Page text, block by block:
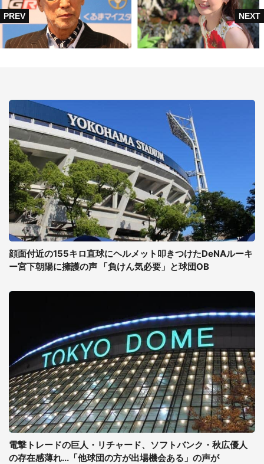
顔面付近の155キロ直球にヘルメット叩きつけたDeNAルーキ
ー宮下朝陽に擁護の声 「負けん気必要」と球団OB
電撃トレードの巨人・リチャード、ソフトバンク・秋広優人
の存在感薄れ...「他球団の方が出場機会ある」の声が